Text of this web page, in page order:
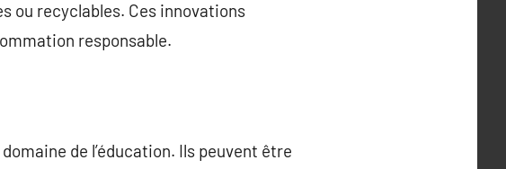
ou recyclables. Ces innovations
responsable.
de l’éducation. Ils peuvent être